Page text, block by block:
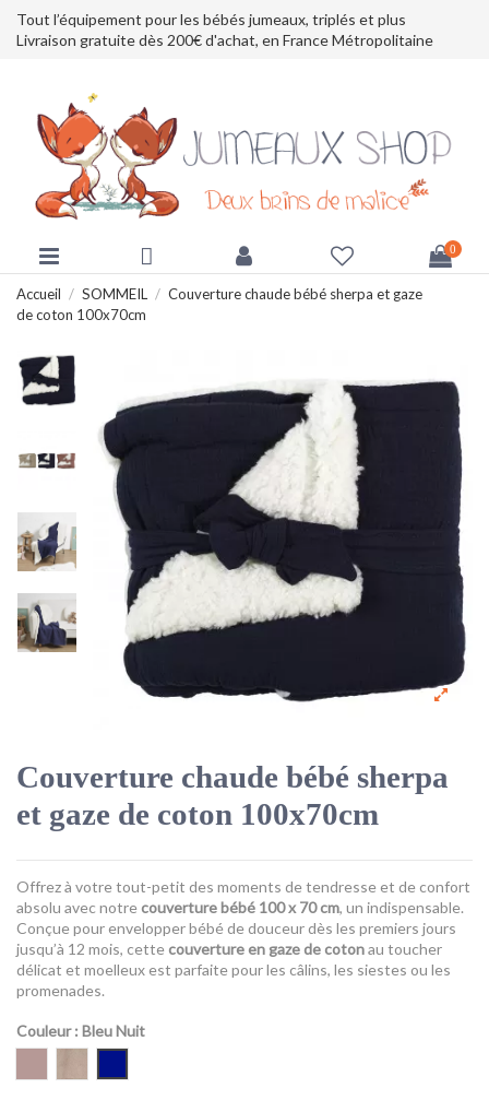
Tout l’équipement pour les bébés jumeaux, triplés et plus
Livraison gratuite dès 200€ d'achat, en France Métropolitaine
0
Accueil SOMMEIL
Couverture chaude bébé sherpa et gaze
de coton 100x70cm
Couverture chaude bébé sherpa
et gaze de coton 100x70cm
Offrez à votre tout-petit des moments de tendresse et de confort
absolu avec notre couverture bébé 100 x 70 cm, un indispensable.
Conçue pour envelopper bébé de douceur dès les premiers jours
jusqu’à 12 mois, cette couverture en gaze de cotonau toucher
délicat et moelleux est parfaite pour les câlins, les siestes ou les
promenades.
Couleur: Bleu Nuit